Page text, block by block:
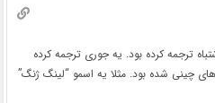
ترجمه کرده بود. یه جوری ترجمه کرده
چینی شده بود. مثلا‌ یه اسمو “لینگ ژنگ”